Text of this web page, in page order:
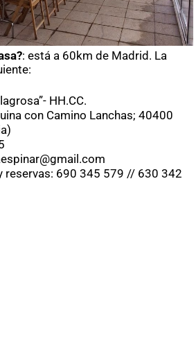
: está a 60km de Madrid. La
HH.CC.
con Camino Lanchas; 40400
reservas: 690 345 579 // 630 342